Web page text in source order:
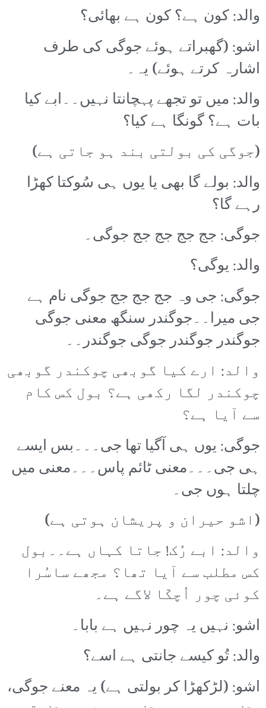
والد: کون ہے؟ کون ہے بھائی؟
اشو: (گھبراتے ہوئے جوگی کی طرف
اشارہ کرتے ہوئے) یہ۔
والد: میں تو تجھے پہچانتا نہیں۔۔ابے کیا
بات ہے؟ گونگا ہے کیا؟
(جوگی کی بولتی بند ہو جاتی ہے)
والد: بولے گا بھی یا یوں ہی سُوکتا کھڑا
رہے گا؟
جوگی: جج جج جج جج جوگی۔
والد: یوگی؟
جوگی: جی وہ جج جج جج جوگی نام ہے
جی میرا۔۔جوگندر سنگھ معنی جوگی
جوگندر جوگندر جوگی جوگندر۔۔
والد: ارے کیا گوبھی چوکندر گوبھی
چوکندر لگا رکھی ہے؟ بول کس کام
سے آیا ہے؟
جوگی: یوں ہی آگیا تھا جی۔۔۔بس ایسے
ہی جی۔۔۔معنی ٹائم پاس۔۔۔معنی میں
چلتا ہوں جی۔
(اشو حیران و پریشان ہوتی ہے)
والد: ابے رُک! جاتا کہاں ہے۔۔بول
کس مطلب سے آیا تھا؟ مجھے ساسُرا
کوئی چور اُچکّا لاگے ہے۔
اشو: نہیں یہ چور نہیں ہے بابا۔
والد: تُو کیسے جانتی ہے اسے؟
اشو: (لڑکھڑا کر بولتی ہے) یہ معنے جوگی،